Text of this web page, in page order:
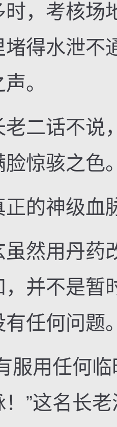
考核场
堵得水泄不
。
话不说
脸惊骇之色
的神级血
用丹药
，并不是暂
有任何问题
用任何临
”这名长